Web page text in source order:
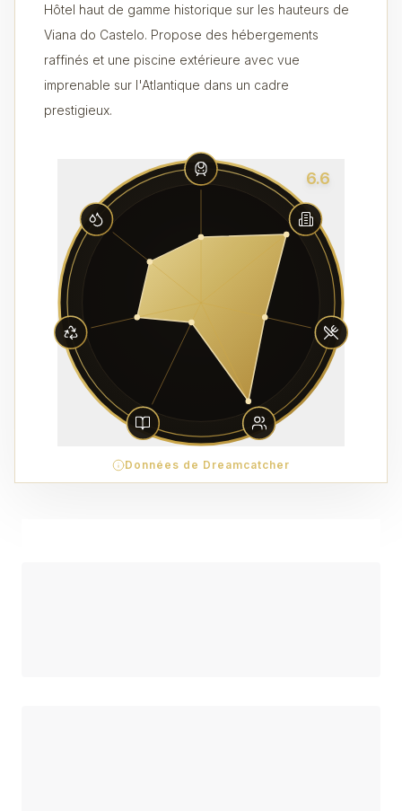
Hôtel haut de gamme historique sur les hauteurs de
Viana do Castelo. Propose des hébergements
raffinés et une piscine extérieure avec vue
imprenable sur l'Atlantique dans un cadre
prestigieux.
6.6
Données de Dreamcatcher